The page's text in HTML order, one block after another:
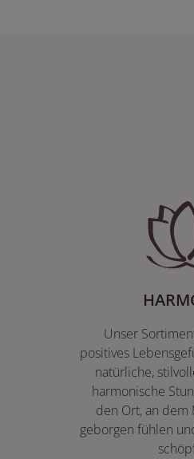
Unser
positives
natürliche,
harmonische
den Ort, an dem
geborgen fühlen